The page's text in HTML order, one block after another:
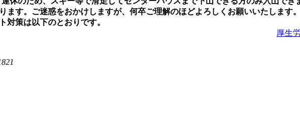
ます。ご迷惑をおかけしますが、何卒ご理解のほどよろしくお願いいたします。
スタマーハラスメント対策は
厚生